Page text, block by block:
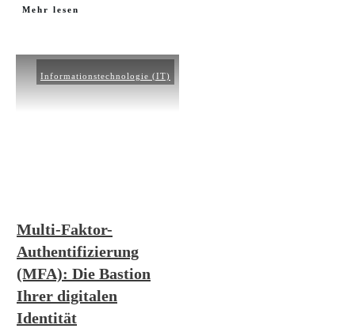
Mehr lesen
Informationstechnologie (IT)
Multi-Faktor-
Authentifizierung
(MFA): Die Bastion
Ihrer digitalen
Identität